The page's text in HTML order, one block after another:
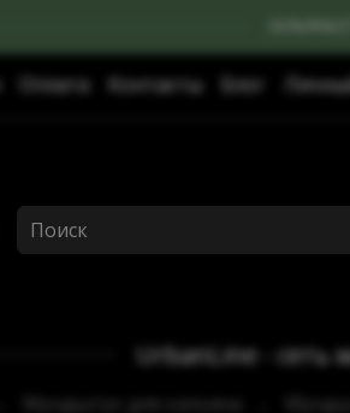
Оплата Контакты Блог
UrbanLine - сеть